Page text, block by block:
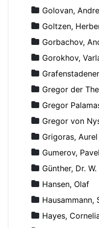
Golovan,
Goltzen,
Gorbachov,
Gorokhov,
Gregor der
Gregor
Gregor von
Grigoras, Aurel
Gumerov,
Günther, Dr. W.
Hansen, Olaf
Hausammann,
Hayes,